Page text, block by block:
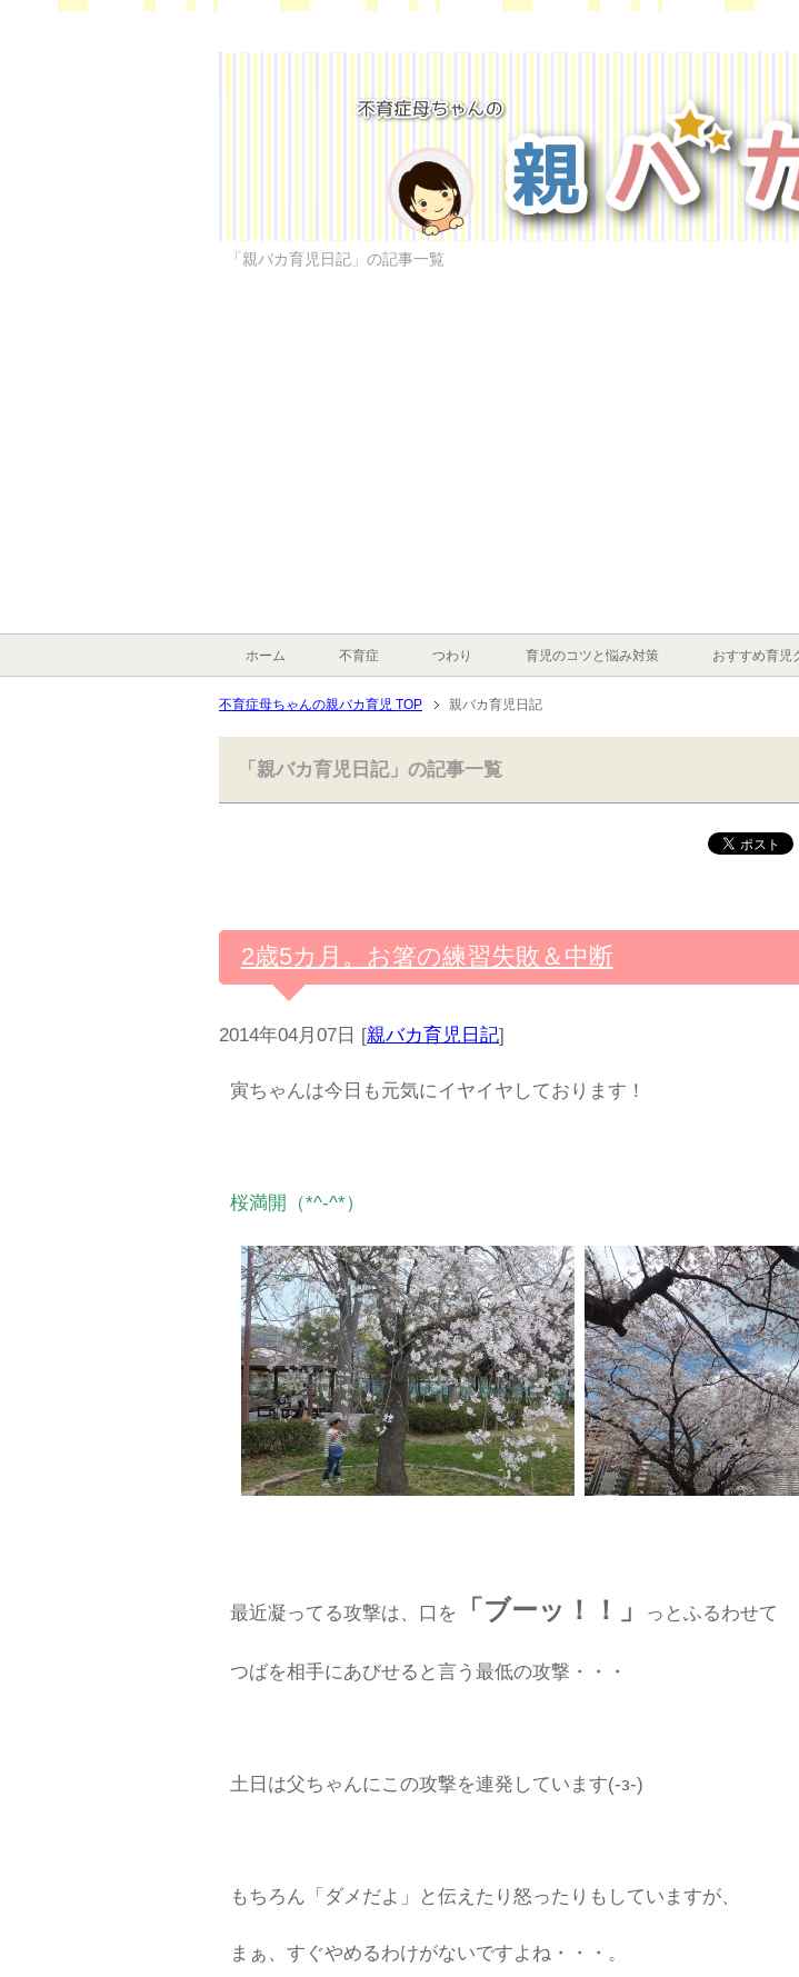
「親バカ育児日記」の記事一覧
ホーム 不育症 つわり 育児のコツと悩み対策 おすすめ育児
不育症母ちゃんの親バカ育児 TOP 親バカ育児日記
「親バカ育児日記」の記事一覧
2歳5カ月。お箸の練習失敗＆中断
2014年04月07日 [親バカ育児日記]
寅ちゃんは今日も元気にイヤイヤしております！
桜満開（*^-^*）
最近凝ってる攻撃は、口を 「ブーッ！！」 っとふるわせて
つばを相手にあびせると言う最低の攻撃・・・
土日は父ちゃんにこの攻撃を連発しています(-з-)
もちろん「ダメだよ」と伝えたり怒ったりもしていますが、
まぁ、すぐやめるわけがないですよね・・・。